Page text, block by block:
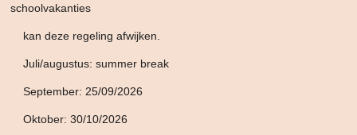
schoolvakanties
kan dezeregeling afwijken.
Juli/augustus: summer break
September: 25/09/2026
Oktober: 30/10/2026